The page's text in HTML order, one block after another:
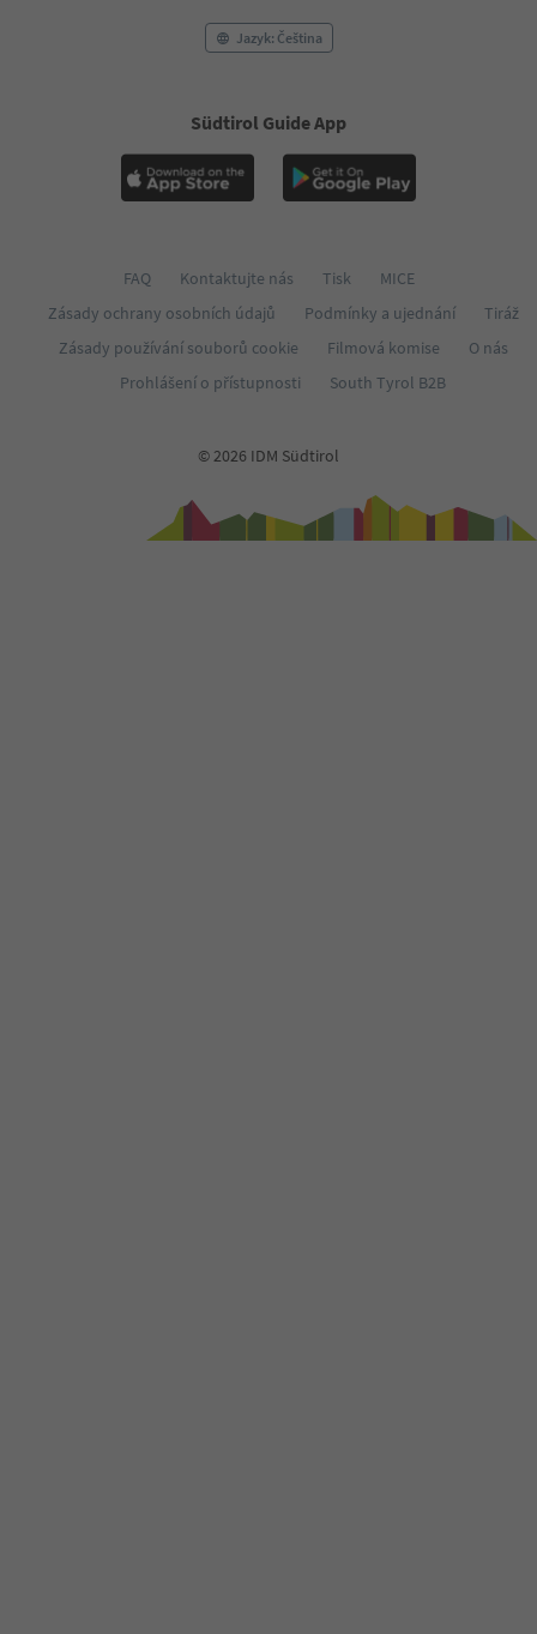
Jazyk: Čeština
Südtirol Guide App
FAQ Kontaktujte nás Tisk
MICE
Zásady ochrany osobních údajů
Podmínky a ujednání
Tiráž
Zásady používání souborů cookie
Filmová komise
O nás
Prohlášení o přístupnosti
South Tyrol B2B
© 2026 IDM Südtirol